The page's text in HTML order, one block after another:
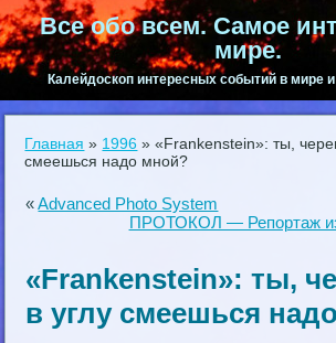
Все обо всем. Самое
мире.
Калейдоскоп интересных событий в мире
Главная » 1996 »«Frankenstein»: ты,
смеешься надо мной?
«Advanced Photo System
ПРОТОКОЛ — Репортаж
«Frankenstein»: ты,
в углу смеешься